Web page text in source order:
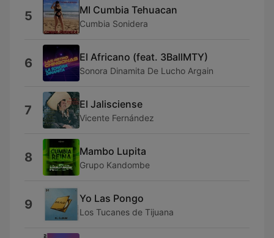
5 MI Cumbia Tehuacan
Cumbia Sonidera
6 El Africano (feat. 3BallMTY)
Sonora Dinamita De Lucho Argain
7 El Jalisciense
Vicente Fernández
8 Mambo Lupita
Grupo Kandombe
9 Yo Las Pongo
Los Tucanes de Tijuana